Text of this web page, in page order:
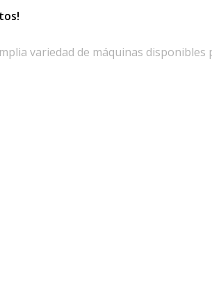
variedad de máquinas disponibles